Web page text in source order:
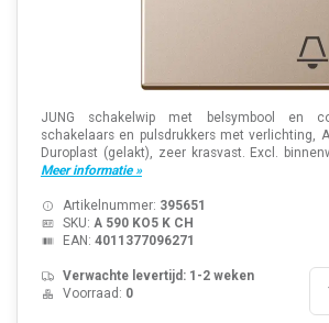
JUNG schakelwip met belsymbool en
schakelaars en pulsdrukkers met verlichting,
Duroplast (gelakt), zeer krasvast. Excl.
Meer informatie »
Artikelnummer: 395651
SKU: A 590 KO5 K CH
EAN: 4011377096271
Verwachte levertijd: 1-2 weken
Voorraad: 0